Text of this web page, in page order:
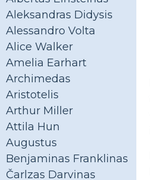
Aleksandras Didysis
Alessandro Volta
Alice Walker
Amelia Earhart
Archimedas
Aristotelis
Arthur Miller
Attila Hun
Augustus
Benjaminas Franklinas
Čarlzas Darvinas